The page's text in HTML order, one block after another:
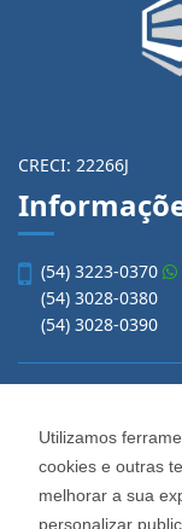
Utilizamos
cookies e outras
melhorar a sua
personalizar
CRECI: 22266J
(54) 3223-0370
(54) 3028-0380
(54) 3028-0390
Imobiliária
Rua Os Dezoito